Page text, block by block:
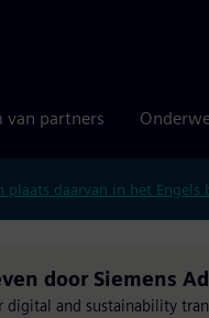
van partners
plaats daarvan in het Engels
door Siemens
and sustainability